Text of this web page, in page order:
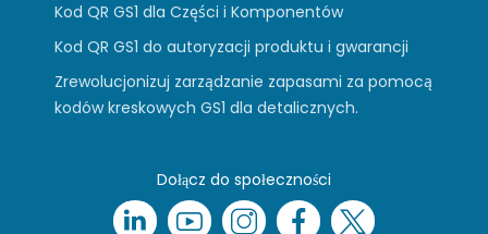
Kod QR GS1 dla Części i Komponentów
Kod QR GS1 do autoryzacji produktu i gwarancji
Zrewolucjonizuj zarządzanie zapasami za pomocą
kodów kreskowych GS1 dla detalicznych.
Dołącz do społeczności